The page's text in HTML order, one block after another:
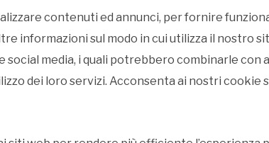
contenuti ed annunci, per fornire
informazioni sul modo in cui utilizza il nostro
social media, i quali potrebbero combinarle con
dei loro servizi. Acconsenta ai nostri cookie